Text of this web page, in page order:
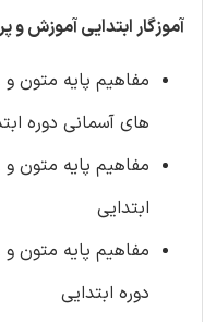
آموزگار ابتدایی آموزش و
مفاهیم پایه متون
های آسمانی دوره
مفاهیم پایه متون
ابتدایی
مفاهیم پایه متون
دوره ابتدایی